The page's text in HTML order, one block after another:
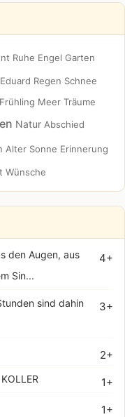
Ruhe Engel Garten
Eduard Regen Schnee
Frühling Meer Träume
Natur Abschied
Alter Sonne Erinnerung
Wünsche
4+
den Augen, aus
Sin...
3+
sind dahin
2+
1+
1+